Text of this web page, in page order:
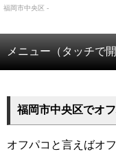
福岡市中央区 -
メニュー（タッチで開
福岡市中央区でオ
オフパコと言えばオ